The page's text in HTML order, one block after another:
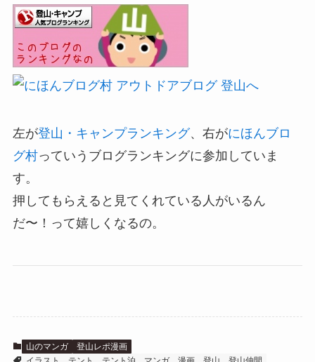
左が登山・キャンプランキング、右がにほんブロ
グ村っていうブログランキングに参加していま
す。
押してもらえると 見てくれている人がいるん
だ〜！ って嬉しくなるの。
山のマンガ
登山レポ漫画